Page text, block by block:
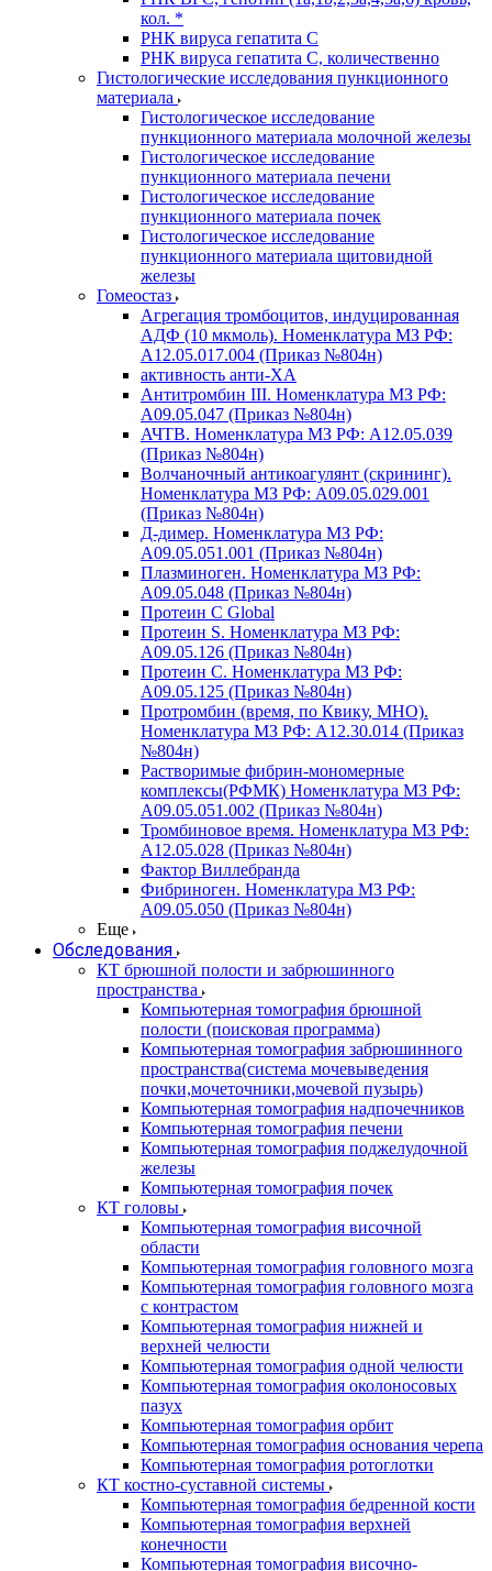
кол. *
РНК вируса гепатита C
РНК вируса гепатита C, количественно
Гистологические исследования пункционного
материала
Гистологическое исследование
пункционного материала молочной железы
Гистологическое исследование
пункционного материала печени
Гистологическое исследование
пункционного материала почек
Гистологическое исследование
пункционного материала щитовидной
железы
Гомеостаз
Агрегация тромбоцитов, индуцированная
АДФ (10 мкмоль). Номенклатура МЗ РФ:
A12.05.017.004 (Приказ №804н)
активность анти-ХА
Антитромбин III. Номенклатура МЗ РФ:
A09.05.047 (Приказ №804н)
АЧТВ. Номенклатура МЗ РФ: A12.05.039
(Приказ №804н)
Волчаночный антикоагулянт (скрининг).
Номенклатура МЗ РФ: A09.05.029.001
(Приказ №804н)
Д-димер. Номенклатура МЗ РФ:
A09.05.051.001 (Приказ №804н)
Плазминоген. Номенклатура МЗ РФ:
A09.05.048 (Приказ №804н)
Протеин C Global
Протеин S. Номенклатура МЗ РФ:
A09.05.126 (Приказ №804н)
Протеин С. Номенклатура МЗ РФ:
A09.05.125 (Приказ №804н)
Протромбин (время, по Квику, МНО).
Номенклатура МЗ РФ: A12.30.014 (Приказ
№804н)
Растворимые фибрин-мономерные
комплексы(РФМК) Номенклатура МЗ РФ:
A09.05.051.002 (Приказ №804н)
Тромбиновое время. Номенклатура МЗ РФ:
A12.05.028 (Приказ №804н)
Фактор Виллебранда
Фибриноген. Номенклатура МЗ РФ:
A09.05.050 (Приказ №804н)
Еще
Обследования
КТ брюшной полости и забрюшинного
пространства
Компьютерная томография брюшной
полости (поисковая программа)
Компьютерная томография забрюшинного
пространства(система мочевыведения
почки,мочеточники,мочевой пузырь)
Компьютерная томография надпочечников
Компьютерная томография печени
Компьютерная томография поджелудочной
железы
Компьютерная томография почек
КТ головы
Компьютерная томография височной
области
Компьютерная томография головного мозга
Компьютерная томография головного мозга
с контрастом
Компьютерная томография нижней и
верхней челюсти
Компьютерная томография одной челюсти
Компьютерная томография околоносовых
пазух
Компьютерная томография орбит
Компьютерная томография основания черепа
Компьютерная томография ротоглотки
КТ костно-суставной системы
Компьютерная томография бедренной кости
Компьютерная томография верхней
конечности
Компьютерная томография височно-